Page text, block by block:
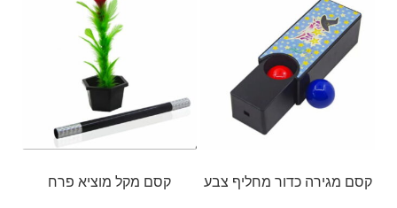
קסם מגירה כדור מחליף צבע קסם מקל מוציא פרח